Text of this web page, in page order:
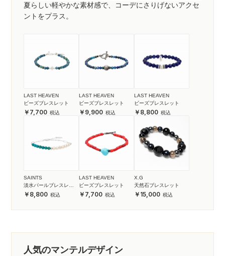
夏らしい軽やかな素材感で、コーデにさりげないアクセ
ントをプラス。
LAST HEAVEN
ビーズブレスレット
7,700
LAST HEAVEN
ビーズブレスレット
9,900
LAST HEAVEN
ビーズブレスレット
8,800
SAINTS
淡水パールブレスレッ
ト 8,800
LAST HEAVEN
ビーズブレスレット
7,700
X.G
天然石ブレスレット
15,000
人気のマンテルデザイン